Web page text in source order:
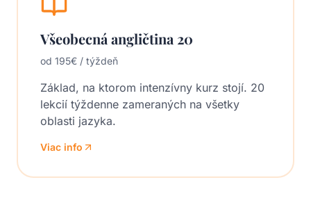
Všeobecná angličtina 20
od 195€ / týždeň
Základ, na ktorom intenzívny kurz stojí. 20
lekcií týždenne zameraných na všetky
oblasti jazyka.
Viac info